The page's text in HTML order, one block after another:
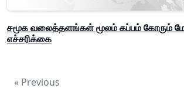
சமூக வலைத்தளங்கள் மூலம் கப்பம் கோரும்
எச்சரிக்கை
« Previous